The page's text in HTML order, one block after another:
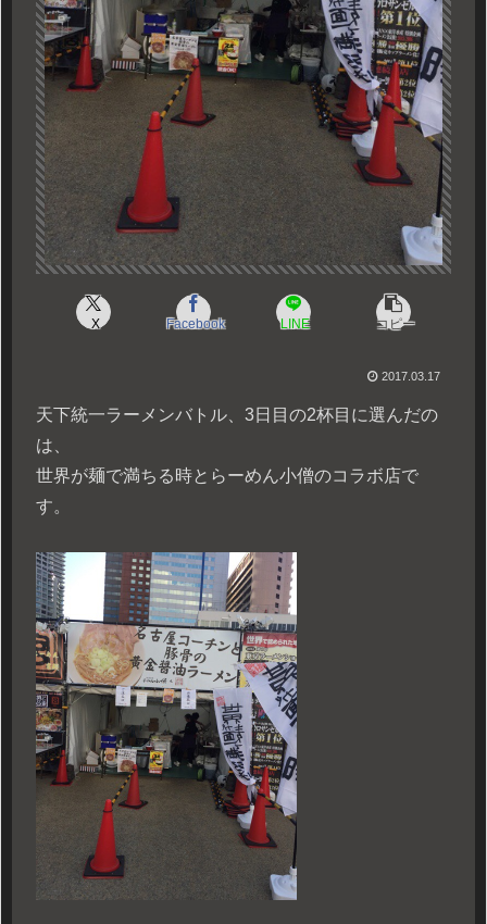
X Facebook LINE コピー
2017.03.17
天下統一ラーメンバトル、3日目の2杯目に選んだの
は、
世界が麺で満ちる時とらーめん小僧のコラボ店で
す。